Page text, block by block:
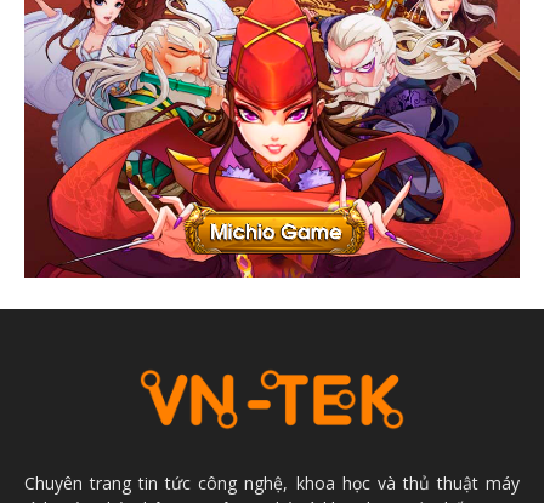
Chuyên trang tin tức công nghệ, khoa học và thủ thuật máy